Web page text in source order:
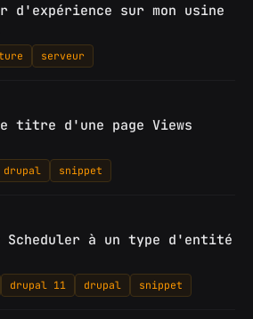
sur mon usine
serveur
titre d'une page Views
drupal snippet
à un type d'entité
drupal 11 drupal snippet